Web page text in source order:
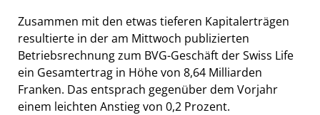
Zusammen mit den etwas tieferen Kapitalerträgen
resultierte in der am Mittwoch publizierten
Betriebsrechnung zum BVG-Geschäft der Swiss Life
ein Gesamtertrag in Höhe von 8,64 Milliarden
Franken. Das entsprach gegenüber dem Vorjahr
einem leichten Anstieg von 0,2 Prozent.